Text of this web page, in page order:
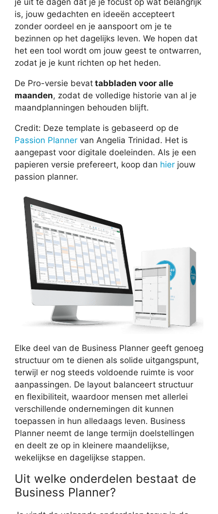
je uit te dagen dat je je focust op wat belangrijk
is, jouw gedachten en ideeën accepteert
zonder oordeel en je aanspoort om je te
bezinnen op het dagelijks leven. We hopen dat
het een tool wordt om jouw geest te ontwarren,
zodat je je kunt richten op het heden.
De Pro-versie bevat tabbladen voor alle
maanden, zodat de volledige historie van al je
maandplanningen behouden blijft.
Credit: Deze template is gebaseerd op de
Passion Planner van Angelia Trinidad. Het is
aangepast voor digitale doeleinden. Als je een
papieren versie prefereert, koop dan hier jouw
passion planner.
Elke deel van de Business Planner geeft genoeg
structuur om te dienen als solide uitgangspunt,
terwijl er nog steeds voldoende ruimte is voor
aanpassingen. De layout balanceert structuur
en flexibiliteit, waardoor mensen met allerlei
verschillende ondernemingen dit kunnen
toepassen in hun alledaags leven. Business
Planner neemt de lange termijn doelstellingen
en deelt ze op in kleinere maandelijkse,
wekelijkse en dagelijkse stappen.
Uit welke onderdelen bestaat de
Business Planner?